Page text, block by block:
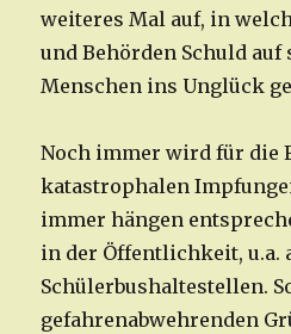
weiteres Mal auf, in
und Behörden Schuld auf
Menschen ins Unglück
Noch immer wird für die
katastrophalen
immer hängen
in der Öffentlichkeit, u.a.
Schülerbushaltestellen.
gefahrenabwehrenden